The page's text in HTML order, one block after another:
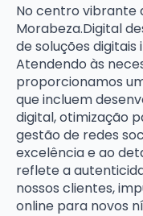
No centro vibrante
Morabeza.Digital
de soluções
Atendendo às
proporcionamos
que incluem
digital, otimização
gestão de redes
excelência e ao
reflete a
nossos clientes,
online para novos